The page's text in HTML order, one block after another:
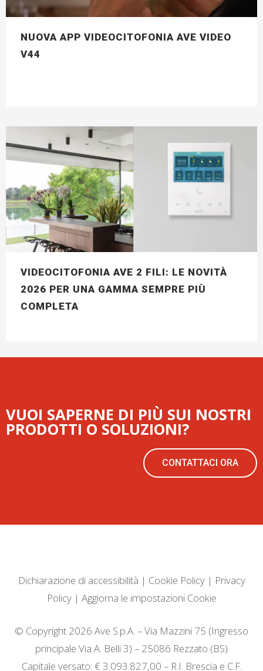
NUOVA APP VIDEOCITOFONIA AVE VIDEO
V44
VIDEOCITOFONIA AVE 2 FILI: LE NOVITÀ
2026 PER UNA GAMMA SEMPRE PIÙ
COMPLETA
VUOI SAPERNE DI PIÙ SUI NOSTRI
PRODOTTI O SOLUZIONI?
CONTATTACI ORA
Dichiarazione di accessibilità | Cookie Policy| Privacy
Policy| Aggiorna le impostazioni Cookie
© Copyright 2026 Ave S.p.A. – Via Mazzini 75 (Ingresso
principale Via A. Belli 3) – 25086 Rezzato (BS)
Capitale versato: € 3.093.827,00 – R.I. Brescia e C.F.